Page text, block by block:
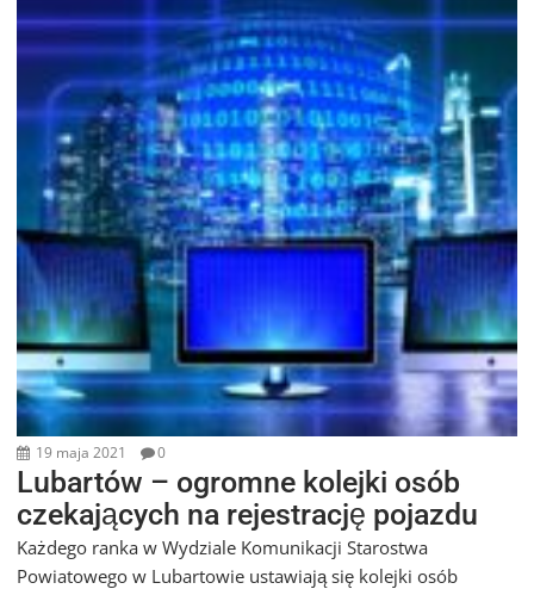
19 maja 2021 0
Lubartów – ogromne kolejki osób
czekających na rejestrację pojazdu
Każdego ranka w Wydziale Komunikacji Starostwa
Powiatowego w Lubartowie ustawiają się kolejki osób